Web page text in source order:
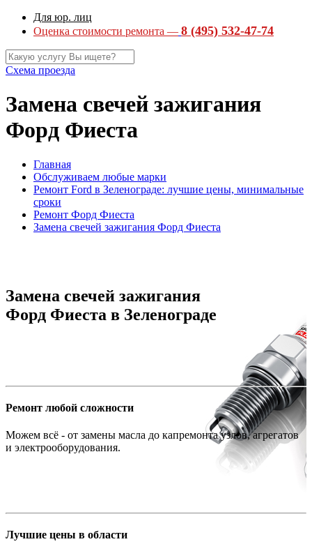
Для юр. лиц
Оценка стоимости ремонта — 8 (495) 532-47-74
Схема проезда
Замена свечей зажигания
Форд Фиеста
Главная
Обслуживаем любые марки
Ремонт Ford в Зеленограде: лучшие цены, минимальные
сроки
Ремонт Форд Фиеста
Замена свечей зажигания Форд Фиеста
Замена свечей зажигания
Форд Фиеста в Зеленограде
Ремонт любой сложности
Можем всё - от замены масла до капремонта узлов, агрегатов
и электрооборудования.
Лучшие цены в области